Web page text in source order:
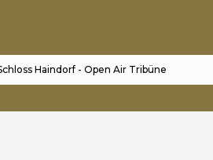
Haindorf - Open Air Tribüne